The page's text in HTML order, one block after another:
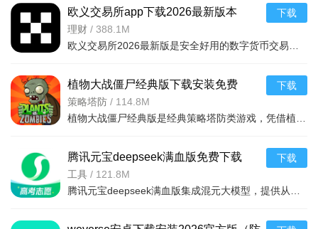
欧义交易所app下载2026最新版本
v6.165.0最新版
理财 / 388.1M
下载
植物大战僵尸经典版下载安装免费
v3.15.0安卓版
策略塔防 / 114.8M
下载
腾讯元宝deepseek满血版免费下载
v2.63.0安卓版
工具 / 121.8M
下载